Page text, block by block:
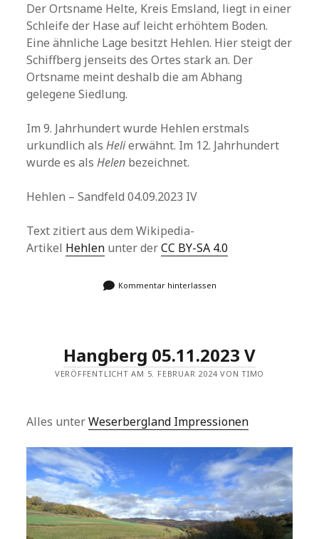
Der Ortsname Helte, Kreis Emsland, liegt in einer
Schleife der Hase auf leicht erhöhtem Boden.
Eine ähnliche Lage besitzt Hehlen. Hier steigt der
Schiffberg jenseits des Ortes stark an. Der
Ortsname meint deshalb die am Abhang
gelegene Siedlung.
Im 9. Jahrhundert wurde Hehlen erstmals
urkundlich alsHelierwähnt. Im 12. Jahrhundert
wurde es alsHelen bezeichnet.
Hehlen – Sandfeld 04.09.2023 IV
Text zitiert aus dem Wikipedia-
Artikel Hehlen unter derCC BY-SA 4.0
Kommentar hinterlassen
Hangberg 05.11.2023 V
VERÖFFENTLICHT AM 5. FEBRUAR 2024 VON TIMO
Alles unterWeserbergland Impressionen